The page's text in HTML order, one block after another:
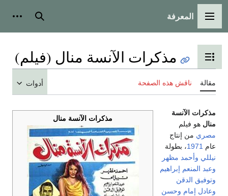
القائمة الرئيسية
المعرفة بحث
تبديل عرض جدول المحتويات
مذكرات الآنسة منال (فيلم)
مقالة ناقش هذه الصفحة أدوات
مذكرات الآنسة منال
مذكرات الآنسة
منالهو فيلم
مصريمن إنتاج
عام1971، بطولة
نيللي وأحمد مظهر
وعبد المنعم إبراهيم
وتوفيق الدقن
وعادل إمام وحسن